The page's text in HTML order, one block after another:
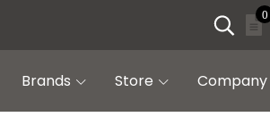
0
Brands Store Company